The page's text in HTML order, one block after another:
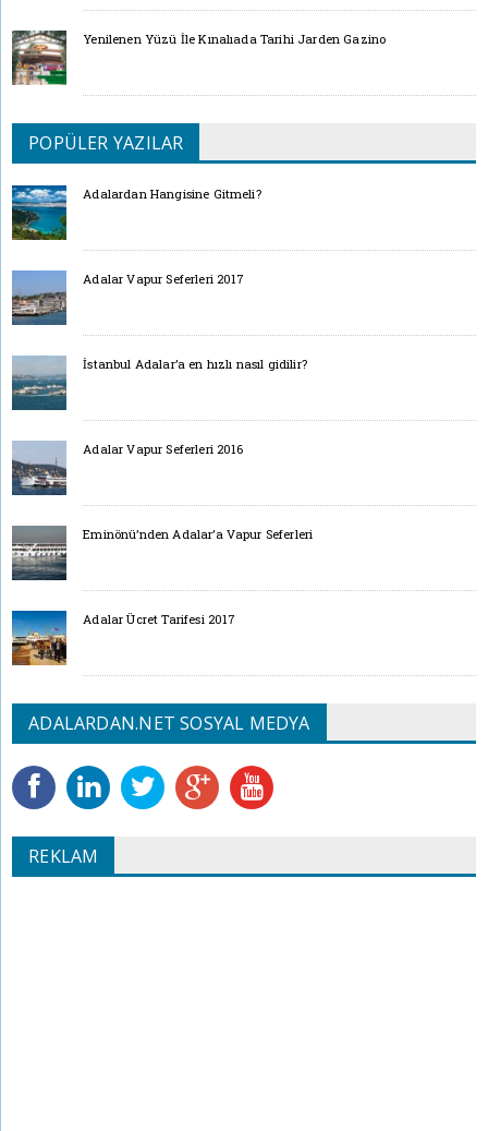
Yenilenen Yüzü İle Kınalıada Tarihi Jarden Gazino
POPÜLER YAZILAR
Adalardan Hangisine Gitmeli?
Adalar Vapur Seferleri 2017
İstanbul Adalar’a en hızlı nasıl gidilir?
Adalar Vapur Seferleri 2016
Eminönü’nden Adalar’a Vapur Seferleri
Adalar Ücret Tarifesi 2017
ADALARDAN.NET SOSYAL MEDYA
REKLAM